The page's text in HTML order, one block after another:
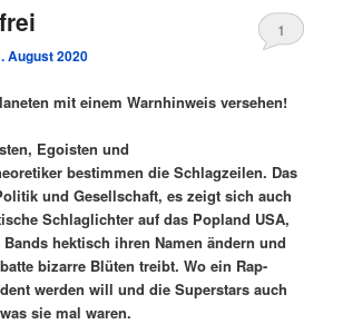
August 2020
1
mit einem Warnhinweis versehen!
Egoisten und
bestimmen die Schlagzeilen. Das
und Gesellschaft, es zeigt sich auch
Schlaglichter auf das Popland USA,
hektisch ihren Namen ändern und
bizarre Blüten treibt. Wo ein Rap-
werden will und die Superstars auch
sie mal waren.